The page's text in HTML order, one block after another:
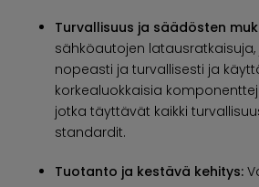
Turvallisuus ja säädösten
sähköautojen
nopeasti ja turvallisesti ja
korkealuokkaisia
jotka täyttävät kaikki
standardit.
Tuotanto ja kestävä kehitys: